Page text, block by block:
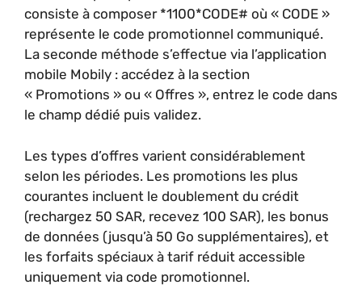
consiste à composer *1100*CODE# où « CODE »
représente le code promotionnel communiqué.
La seconde méthode s’effectue via l’application
mobile Mobily : accédez à la section
« Promotions » ou « Offres », entrez le code dans
le champ dédié puis validez.
Les types d’offres varient considérablement
selon les périodes. Les promotions les plus
courantes incluent le doublement du crédit
(rechargez 50 SAR, recevez 100 SAR), les bonus
de données (jusqu’à 50 Go supplémentaires), et
les forfaits spéciaux à tarif réduit accessible
uniquement via code promotionnel.